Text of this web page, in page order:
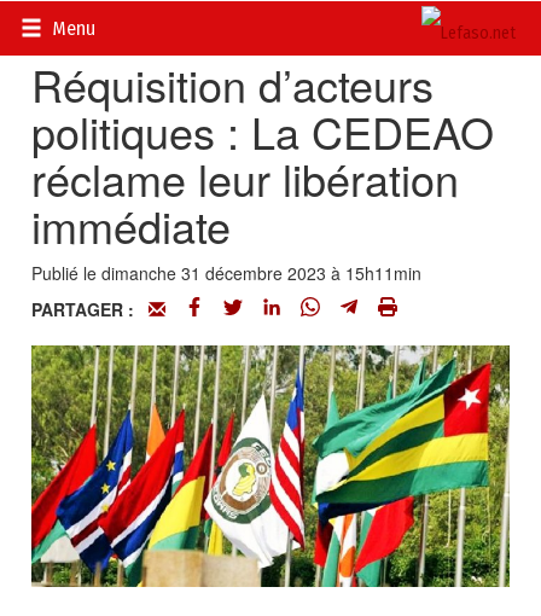
Menu
Accueil>
Réquisition d’acteurs
politiques : La CEDEAO
réclame leur libération
immédiate
Publié le dimanche 31 décembre 2023 à 15h11min
PARTAGER :